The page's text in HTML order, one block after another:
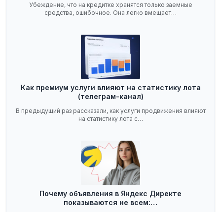
Убеждение, что на кредитке хранятся только заемные
средства, ошибочное. Она легко вмещает…
Как премиум услуги влияют на статистику лота
(телеграм-канал)
В предыдущий раз рассказали, как услуги продвижения влияют
на статистику лота с…
Почему объявления в Яндекс Директе
показываются не всем:…